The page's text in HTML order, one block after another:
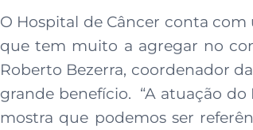
O Hospital de Câncer conta
que tem muito a agregar no
Roberto Bezerra, coordenador
grande benefício. “A atuação do
mostra que podemos ser